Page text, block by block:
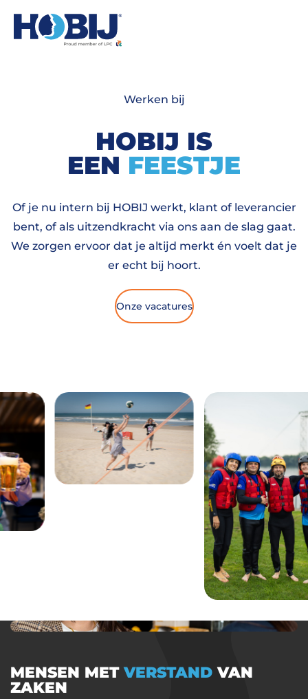
Werken bij
HOBIJ IS
EEN FEESTJE
Of je nu intern bij HOBIJ werkt, klant of leverancier
bent, of als uitzendkracht via ons aan de slag gaat.
We zorgen ervoor dat je altijd merkt én voelt dat je
er echt bij hoort.
Onze vacatures
MENSEN MET VERSTANDVAN
ZAKEN